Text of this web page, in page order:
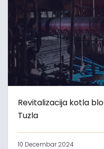
Revitalizacija kotla
Tuzla
10 Decembar 2024